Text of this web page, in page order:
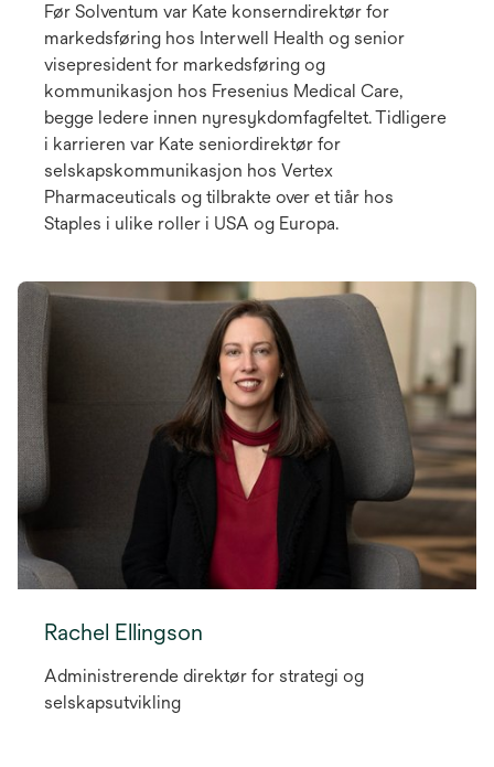
Før Solventum var Kate konserndirektør for
markedsføring hos Interwell Health og senior
visepresident for markedsføring og
kommunikasjon hos Fresenius Medical Care,
begge ledere innen nyresykdomfagfeltet. Tidligere
i karrieren var Kate seniordirektør for
selskapskommunikasjon hos Vertex
Pharmaceuticals og tilbrakte over et tiår hos
Staples i ulike roller i USA og Europa.
Rachel Ellingson
Administrerende direktør for strategi og
selskapsutvikling